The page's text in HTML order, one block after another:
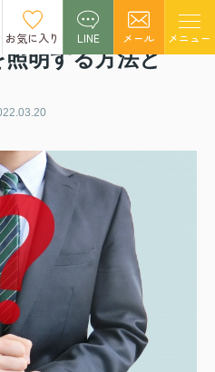
お気に入り LINE メール メニュー
査済証がない？
明する方法と